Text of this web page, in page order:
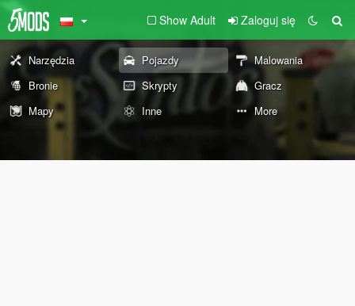
Show Adult Zaloguj się
Narzędzia Pojazdy
Malowania
Bronie
Skrypty
Gracz
Mapy
Inne More